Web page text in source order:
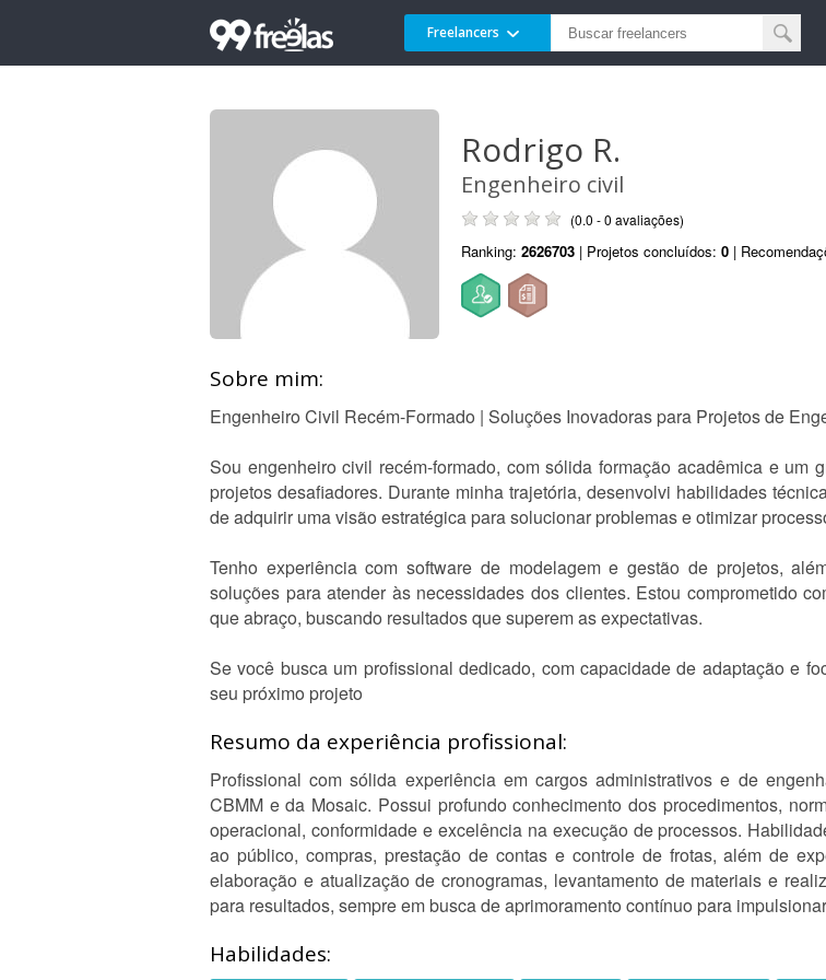
Freelancers
Rodrigo R.
Engenheiro civil
(0.0 - 0 avaliações)
Ranking: 2626703 | Projetos concluídos: 0 |
Sobre mim:
Engenheiro Civil Recém-Formado | Soluções Inovadoras para Projetos de
Sou engenheiro civil recém-formado, com sólida formação acadêmica e um
projetos desafiadores. Durante minha trajetória, desenvolvi habilidades
de adquirir uma visão estratégica para solucionar problemas e otimizar
Tenho experiência com software de modelagem e gestão de projetos,
soluções para atender às necessidades dos clientes. Estou comprometido
que abraço, buscando resultados que superem as expectativas.
Se você busca um profissional dedicado, com capacidade de adaptação e
seu próximo projeto
Resumo da experiência profissional:
Profissional com sólida experiência em cargos administrativos e de
CBMM e da Mosaic. Possui profundo conhecimento dos procedimentos,
operacional, conformidade e excelência na execução de processos.
ao público, compras, prestação de contas e controle de frotas, além de
elaboração e atualização de cronogramas, levantamento de materiais e
para resultados, sempre em busca de aprimoramento contínuo para
Habilidades: